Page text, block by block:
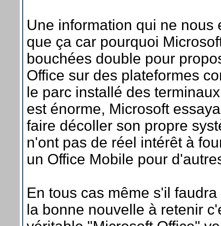
Une information qui ne nous
que ça car pourquoi
bouchées double pour
Office sur des plateformes
le parc installé des
est énorme, Microsoft
faire décoller son propre
n'ont pas de réel intérêt à
un Office Mobile pour
En tous cas même s'il
la bonne nouvelle à retenir